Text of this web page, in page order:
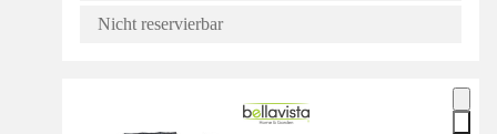
Nicht reservierbar